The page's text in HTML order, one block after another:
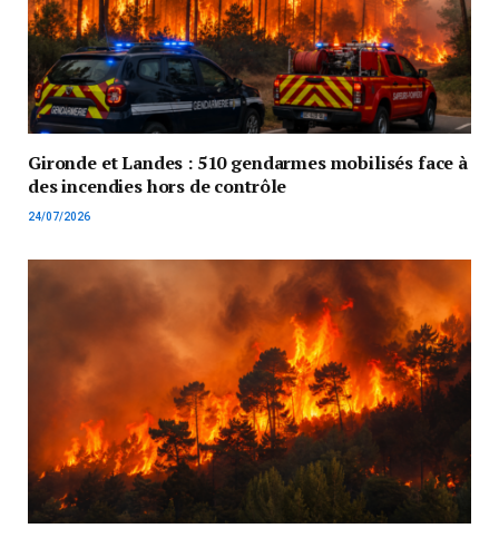
Gironde et Landes : 510 gendarmes mobilisés face à
des incendies hors de contrôle
24/07/2026